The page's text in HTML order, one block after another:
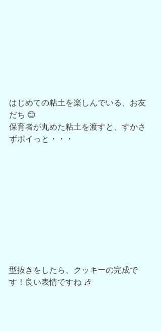
はじめての粘土を楽しんでいる、お友
だち 😊
保育者が丸めた粘土を渡すと、すかさ
ずポイっと・・・
型抜きをしたら、クッキーの完成で
す！良い表情ですね 🎶